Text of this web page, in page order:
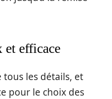
et efficace
tous les détails, et
pour le choix des